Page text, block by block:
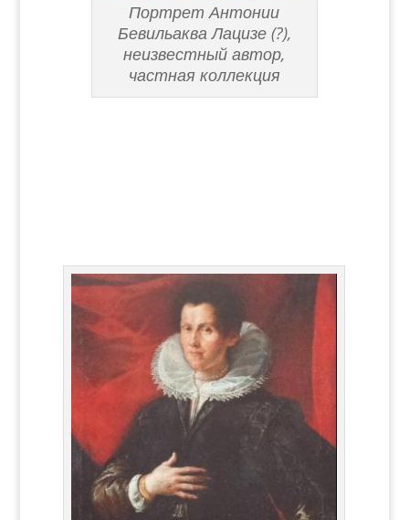
Портрет Антонии
Бевильаква Лацизе (?),
неизвестный автор,
частная коллекция